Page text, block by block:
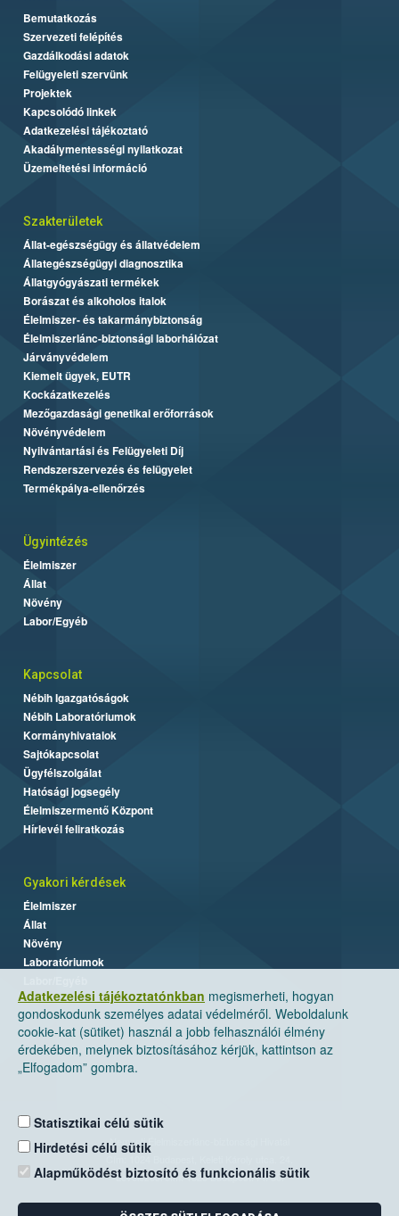
Adatkezelési tájékoztatónkban megismerheti, hogyan
gondoskodunk személyes adatai védelméről. Weboldalunk
cookie-kat (sütiket) használ a jobb felhasználói élmény
érdekében, melynek biztosításához kérjük, kattintson az
„Elfogadom” gombra.
Statisztikai célú sütik
Hirdetési célú sütik
Alapműködést biztosító és funkcionális sütik
Bemutatkozás
Szervezeti felépítés
Gazdálkodási adatok
Felügyeleti szervünk
Projektek
Kapcsolódó linkek
Adatkezelési tájékoztató
Akadálymentességi nyilatkozat
Üzemeltetési információ
Szakterületek
Állat-egészségügy és állatvédelem
Állategészségügyi diagnosztika
Állatgyógyászati termékek
Borászat és alkoholos italok
Élelmiszer- és takarmánybiztonság
Élelmiszerlánc-biztonsági laborhálózat
Járványvédelem
Kiemelt ügyek, EUTR
Kockázatkezelés
Mezőgazdasági genetikai erőforrások
Növényvédelem
Nyilvántartási és Felügyeleti Díj
Rendszerszervezés és felügyelet
Termékpálya-ellenőrzés
Ügyintézés
Élelmiszer
Állat
Növény
Labor/Egyéb
Kapcsolat
Nébih Igazgatóságok
Nébih Laboratóriumok
Kormányhivatalok
Sajtókapcsolat
Ügyfélszolgálat
Hatósági jogsegély
Élelmiszermentő Központ
Hírlevél feliratkozás
Gyakori kérdések
Élelmiszer
Állat
Növény
Laboratóriumok
Nemzeti Élelmiszerlánc-biztonsági Hivatal
Levelezési cím: 1525 Budapest. Pf. 30.